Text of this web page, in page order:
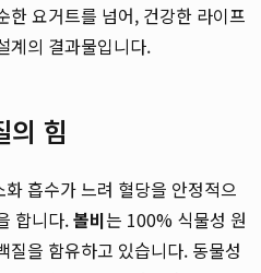
한 요거트를 넘어, 건강한 라이프
계의 결과물입니다.
의 힘
흡수가 느려 혈당을 안정적으
합니다.볼비는 100% 식물성 원
을 함유하고 있습니다. 동물성